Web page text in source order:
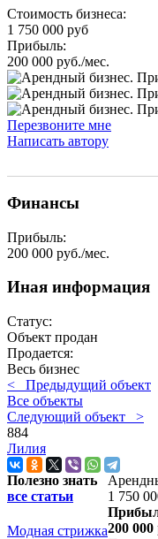
Стоимость бизнеса:
1 750 000 руб
Прибыль:
200 000 руб./мес.
Перезвоните мне
Написать автору
Финансы
Прибыль:
200 000 руб./мес.
Иная информация
Статус:
Объект продан
Продается:
Весь бизнес
< Предыдущий объект
Все объекты
Следующий объект >
884
Лилия
1 750
200 000
Полезно знать
все статьи
Модная стрижка